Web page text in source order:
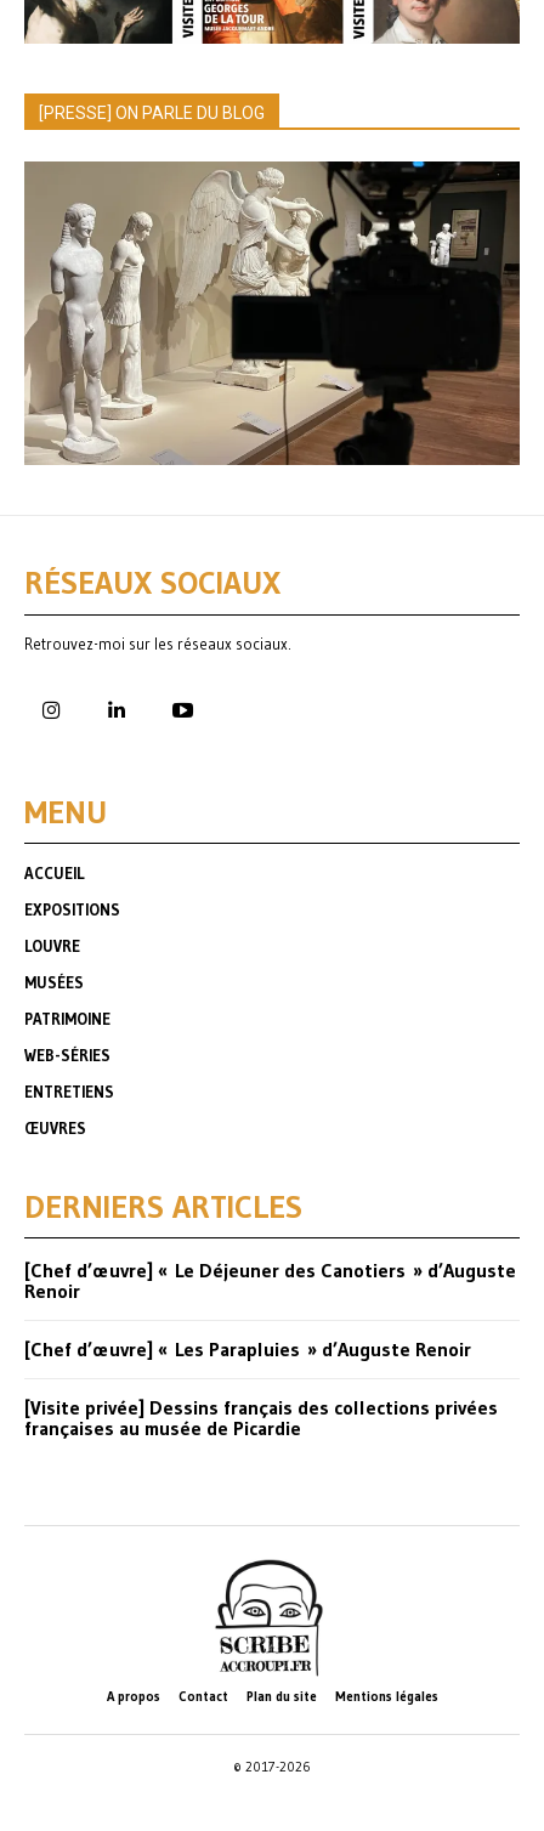
[PRESSE] ON PARLE DU BLOG
RÉSEAUX SOCIAUX
Retrouvez-moi sur les réseaux sociaux.
MENU
ACCUEIL
EXPOSITIONS
LOUVRE
MUSÉES
PATRIMOINE
WEB-SÉRIES
ENTRETIENS
ŒUVRES
DERNIERS ARTICLES
[Chef d’œuvre] « Le Déjeuner des Canotiers » d’Auguste
Renoir
[Chef d’œuvre] « Les Parapluies » d’Auguste Renoir
[Visite privée] Dessins français des collections privées
françaises au musée de Picardie
A propos Contact Plan du site Mentions légales
© 2017-2026